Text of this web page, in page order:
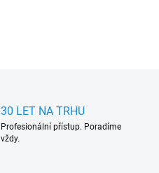
30 LET NA TRHU
Profesionální přístup. Poradíme
vždy.